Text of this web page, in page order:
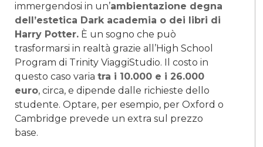
immergendosi in un’ambientazione degna
dell’estetica Dark academia o dei libri di
Harry Potter. È un sogno che può
trasformarsi in realtà grazie all’High School
Program di Trinity ViaggiStudio. Il costo in
questo caso varia tra i 10.000 e i 26.000
euro, circa, e dipende dalle richieste dello
studente. Optare, per esempio, per Oxford o
Cambridge prevede un extra sul prezzo
base.